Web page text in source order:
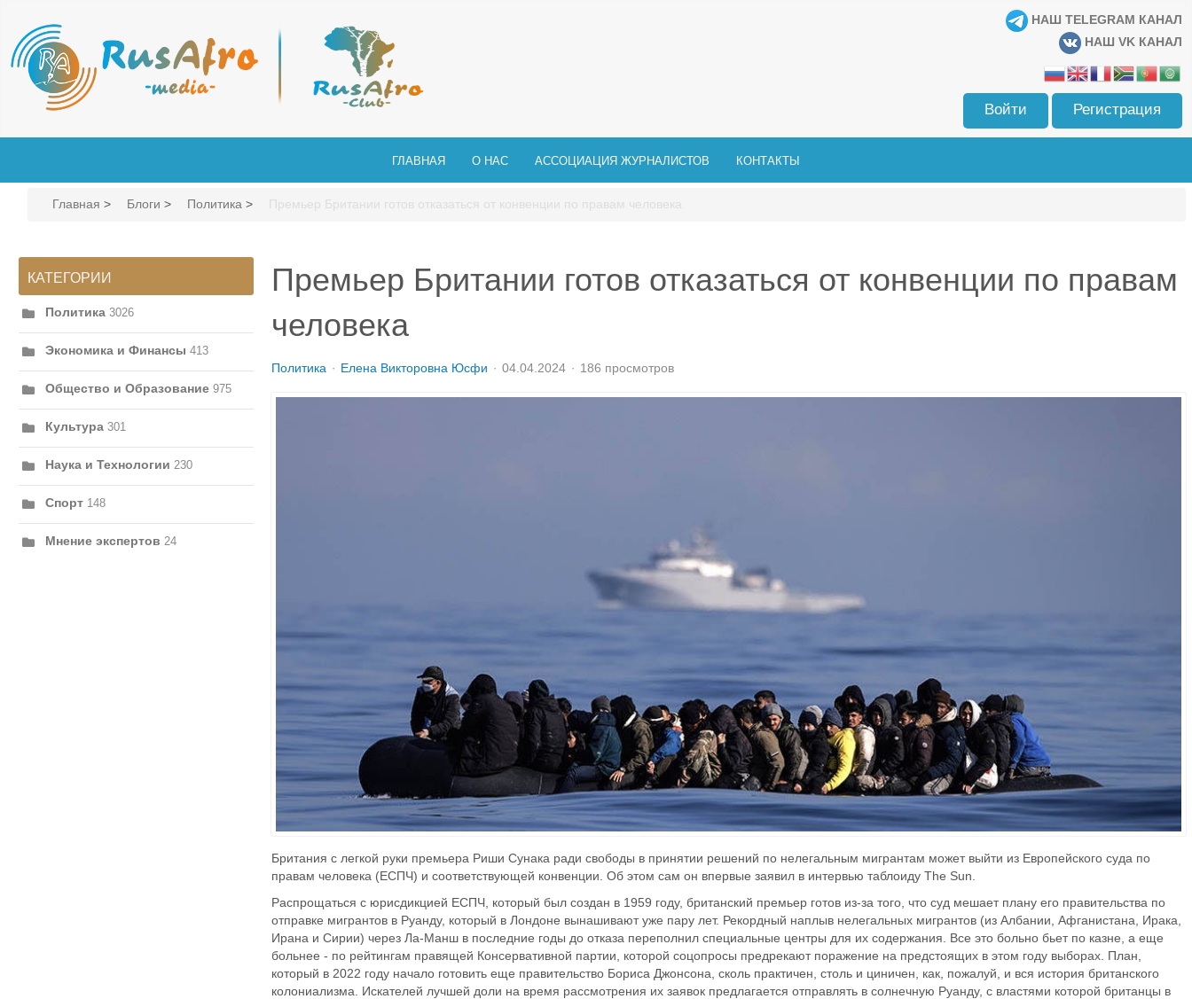
НАШ TELEGRAM КАНАЛ
НАШ VK КАНАЛ
Войти Регистрация
ГЛАВНАЯ О НАС АССОЦИАЦИЯ ЖУРНАЛИСТОВ КОНТАКТЫ
Главная > Блоги > Политика > Премьер Британии готов отказаться от конвенции по правам человека
КАТЕГОРИИ
Политика 3026
Экономика и Финансы 413
Общество и Образование 975
Культура 301
Наука и Технологии 230
Спорт 148
Мнение экспертов 24
Премьер Британии готов отказаться от конвенции по правам
человека
Политика Елена Викторовна Юсфи 04.04.2024 186 просмотров
Британия с легкой руки премьера Риши Сунака ради свободы в принятии решений по нелегальным мигрантам может выйти из Европейского суда по
правам человека (ЕСПЧ) и соответствующей конвенции. Об этом сам он впервые заявил в интервью таблоиду The Sun.
Распрощаться с юрисдикцией ЕСПЧ, который был создан в 1959 году, британский премьер готов из-за того, что суд мешает плану его правительства по
отправке мигрантов в Руанду, который в Лондоне вынашивают уже пару лет. Рекордный наплыв нелегальных мигрантов (из Албании, Афганистана, Ирака,
Ирана и Сирии) через Ла-Манш в последние годы до отказа переполнил специальные центры для их содержания. Все это больно бьет по казне, а еще
больнее - по рейтингам правящей Консервативной партии, которой соцопросы предрекают поражение на предстоящих в этом году выборах. План,
который в 2022 году начало готовить еще правительство Бориса Джонсона, сколь практичен, столь и циничен, как, пожалуй, и вся история британского
колониализма. Искателей лучшей доли на время рассмотрения их заявок предлагается отправлять в солнечную Руанду, с властями которой британцы в